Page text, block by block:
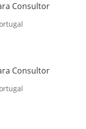
Consultor
Consultor